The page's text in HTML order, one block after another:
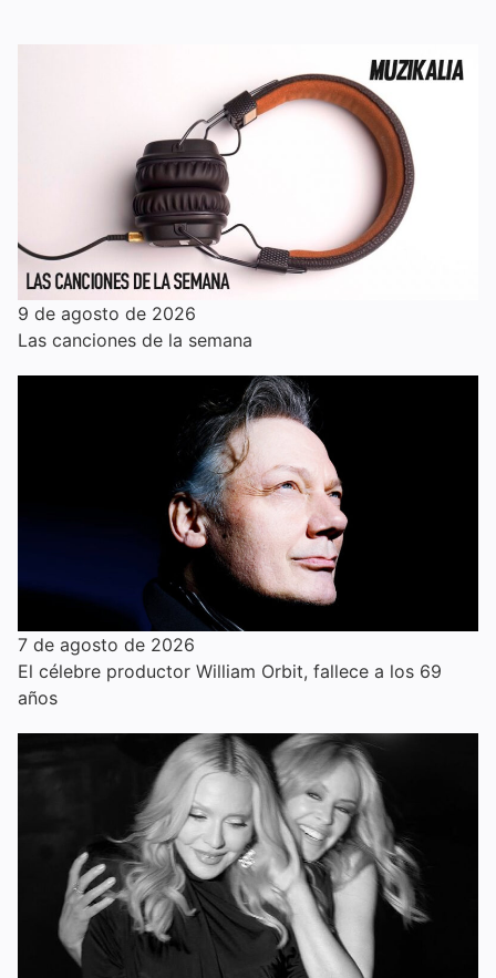
9 de agosto de 2026
Las canciones de la semana
7 de agosto de 2026
El célebre productor William Orbit, fallece a los 69
años